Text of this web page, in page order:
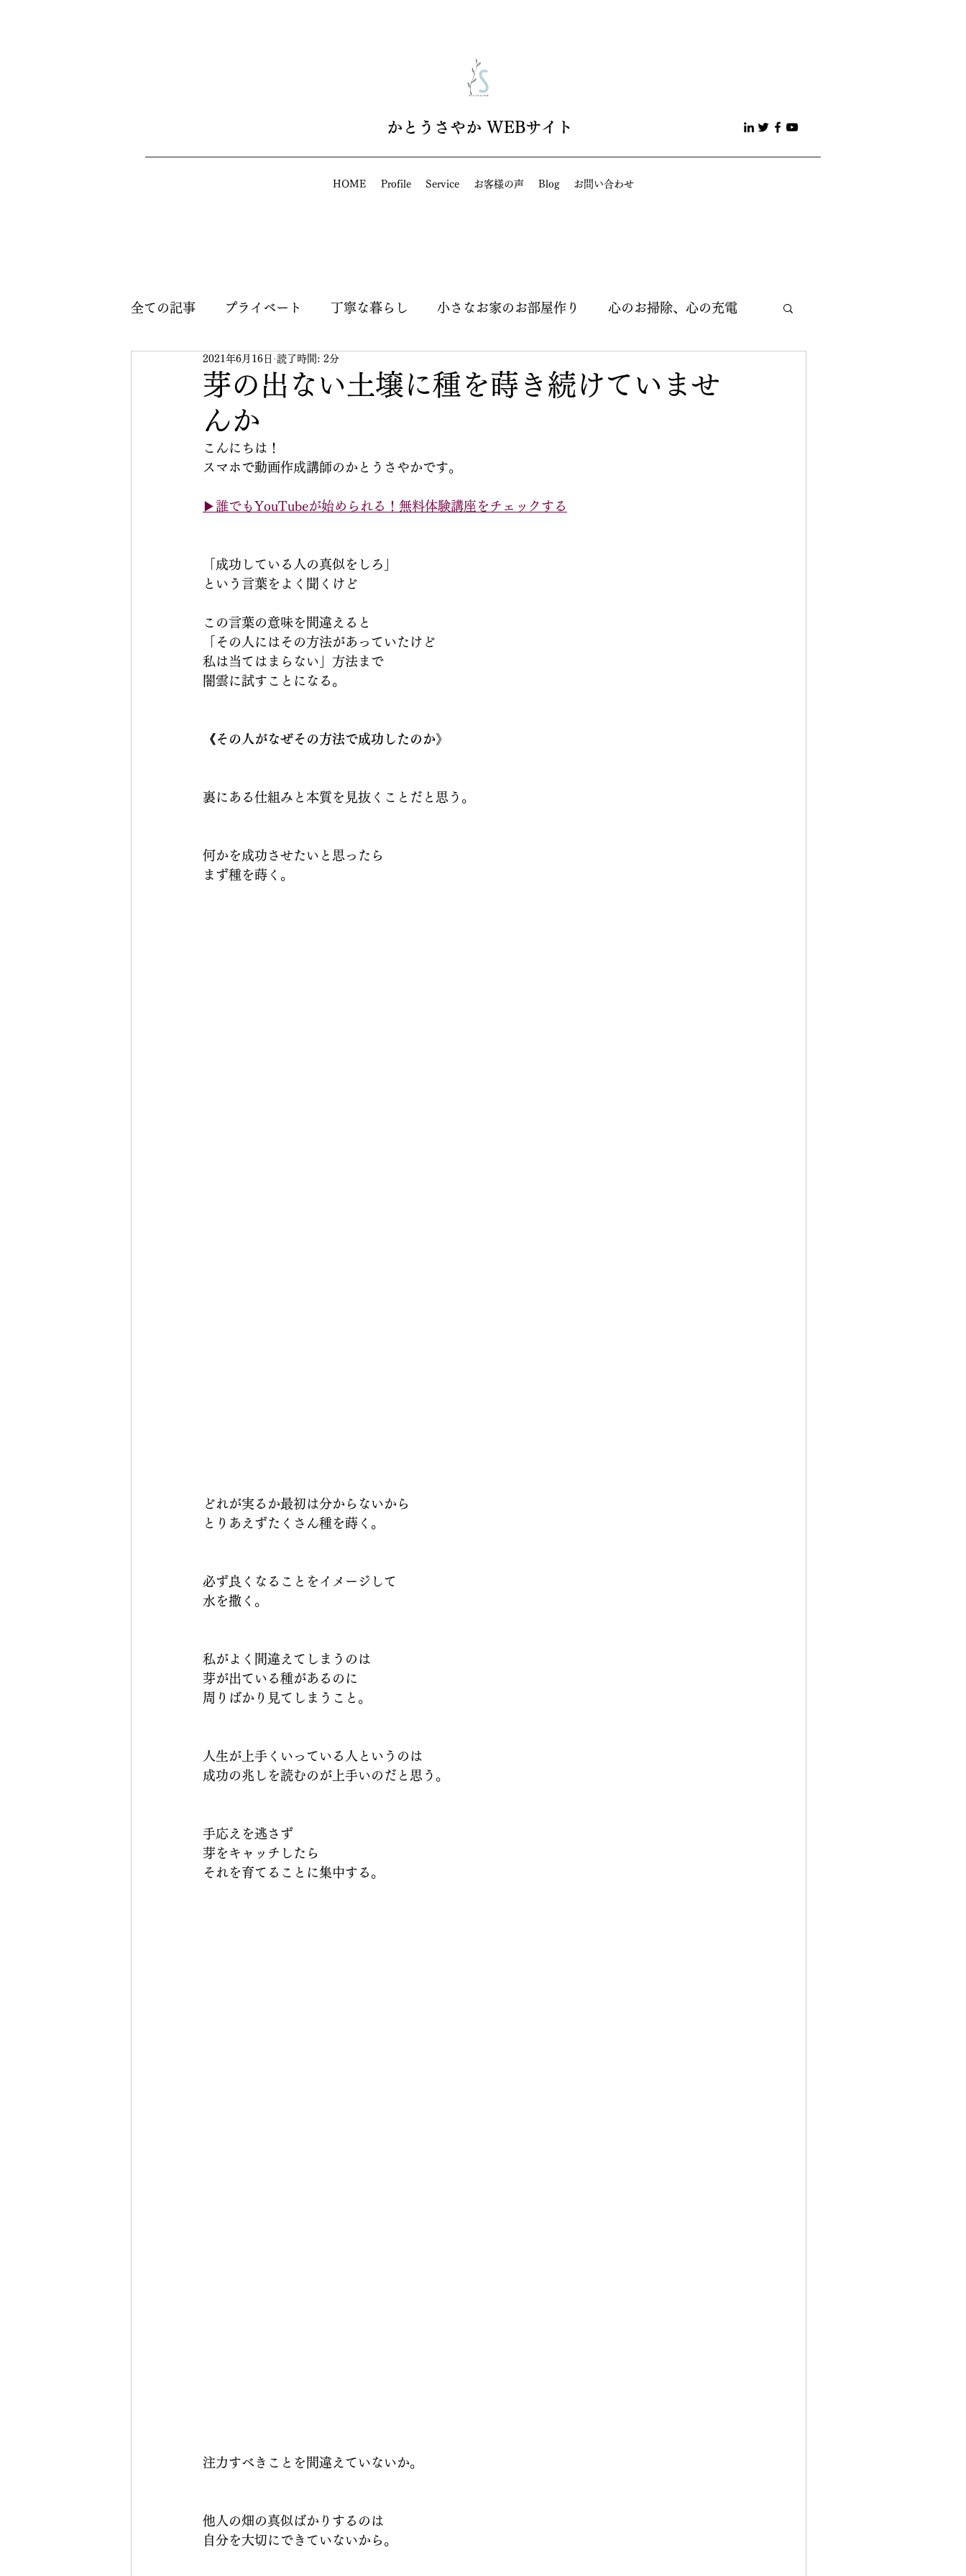
​かとうさやか WEBサイト
HOME Profile Service お客様の声 Blog お問い合わせ
全ての記事 プライベート 丁寧な暮らし 小さなお家のお部屋作り 心のお掃除、心の充電
スマホで始めるYouTube 無題のカテゴリー
芽の出ない土壌に種を蒔き続けていませ
んか
2021年6月16日 読了時間: 2分
こんにちは！
スマホで動画作成講師のかとうさやかです。
▶︎誰でもYouTubeが始められる！無料体験講座をチェックする
「成功している人の真似をしろ」
という言葉をよく聞くけど
この言葉の意味を間違えると
「その人にはその方法があっていたけど
私は当てはまらない」方法まで
闇雲に試すことになる。
《その人がなぜその方法で成功したのか》
裏にある仕組みと本質を見抜くことだと思う。
何かを成功させたいと思ったら
まず種を蒔く。
どれが実るか最初は分からないから
とりあえずたくさん種を蒔く。
必ず良くなることをイメージして
水を撒く。
私がよく間違えてしまうのは
芽が出ている種があるのに
周りばかり見てしまうこと。
人生が上手くいっている人というのは
成功の兆しを読むのが上手いのだと思う。
手応えを逃さず
芽をキャッチしたら
それを育てることに集中する。
注力すべきことを間違えていないか。
他人の畑の真似ばかりするのは
自分を大切にできていないから。